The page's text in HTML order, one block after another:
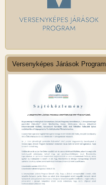
Versenyképes Járások Program